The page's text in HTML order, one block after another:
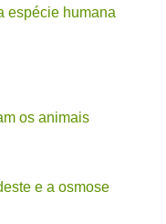
espécie humana
os animais
e a osmose